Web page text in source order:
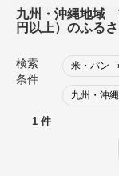
九州・沖縄地域
円以上）のふる
検索
条件
米・パン
九州・沖縄
1 件